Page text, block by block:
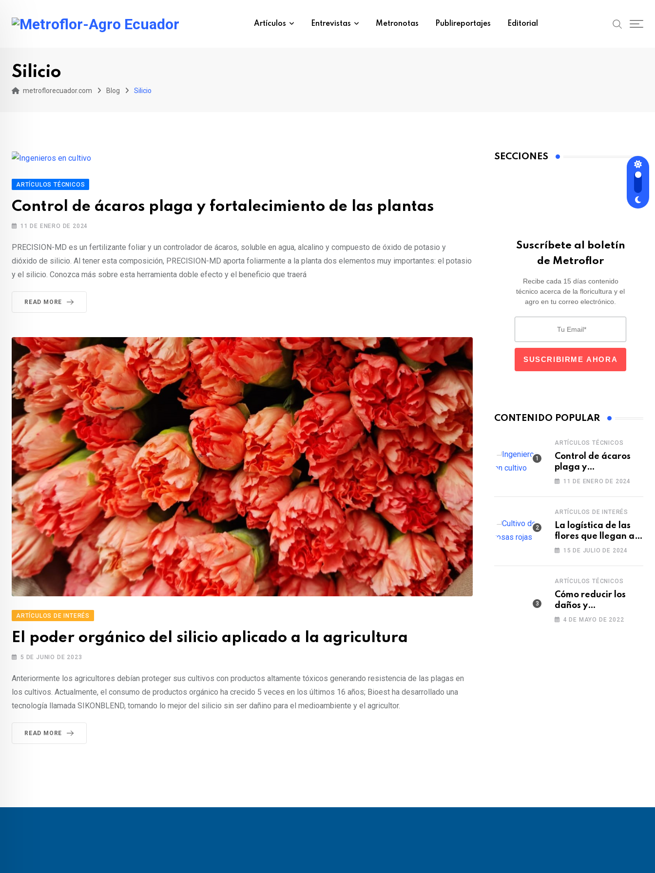
Artículos Entrevistas Metronotas Publireportajes Editorial
Silicio
metroflorecuador.com Blog Silicio
ARTÍCULOS TÉCNICOS
Control de ácaros plaga y fortalecimiento de las plantas
11 DE ENERO DE 2024
PRECISION-MD es un fertilizante foliar y un controlador de ácaros, soluble en agua, alcalino y compuesto de óxido de potasio y
dióxido de silicio. Al tener esta composición, PRECISION-MD aporta foliarmente a la planta dos elementos muy importantes: el potasio
y el silicio. Conozca más sobre esta herramienta doble efecto y el beneficio que traerá
READ MORE
ARTÍCULOS DE INTERÉS
El poder orgánico del silicio aplicado a la agricultura
5 DE JUNIO DE 2023
Anteriormente los agricultores debían proteger sus cultivos con productos altamente tóxicos generando resistencia de las plagas en
los cultivos. Actualmente, el consumo de productos orgánico ha crecido 5 veces en los últimos 16 años; Bioest ha desarrollado una
tecnología llamada SIKONBLEND, tomando lo mejor del silicio sin ser dañino para el medioambiente y el agricultor.
READ MORE
SECCIONES
Suscríbete al boletín
de Metroflor
Recibe cada 15 días contenido
técnico acerca de la floricultura y el
agro en tu correo electrónico.
CONTENIDO POPULAR
ARTÍCULOS TÉCNICOS
Control de ácaros
plaga y
fortalecimiento de
11 DE ENERO DE 2024
ARTÍCULOS DE INTERÉS
La logística de las
flores que llegan a
los Estados Unidos
15 DE JULIO DE 2024
ARTÍCULOS TÉCNICOS
Cómo reducir los
daños y
afectaciones
4 DE MAYO DE 2022